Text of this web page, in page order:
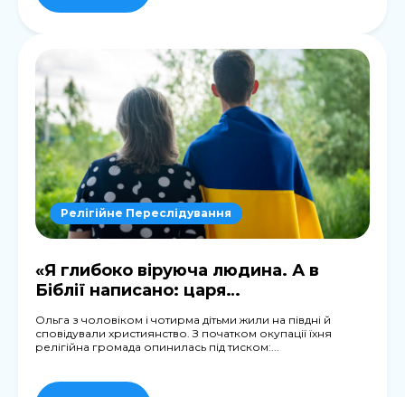
Релігійне Переслідування
«Я глибоко віруюча людина. А в
Біблії написано: царя…
Ольга з чоловіком і чотирма дітьми жили на півдні й
сповідували християнство. З початком окупації їхня
релігійна громада опинилась під тиском:...